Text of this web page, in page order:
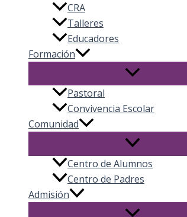
CRA
Talleres
Educadores
Formación
Pastoral
Convivencia Escolar
Comunidad
Centro de Alumnos
Centro de Padres
Admisión